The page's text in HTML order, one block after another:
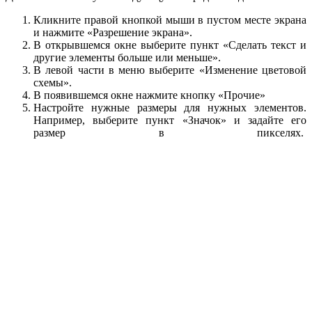
Кликните правой кнопкой мыши в пустом месте экрана
и нажмите «Разрешение экрана».
В открывшемся окне выберите пункт «Сделать текст и
другие элементы больше или меньше».
В левой части в меню выберите «Изменение цветовой
схемы».
В появившемся окне нажмите кнопку «Прочие»
Настройте нужные размеры для нужных элементов.
Например, выберите пункт «Значок» и задайте его
размер в пикселях.